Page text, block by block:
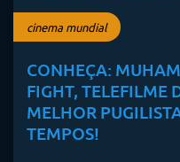
cinema mundial
CONHEÇA:
FIGHT, TELEFILME
MELHOR
TEMPOS!